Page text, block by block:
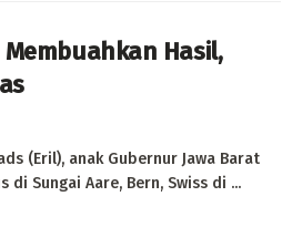
Hasil,
(Eril), anak Gubernur Jawa Barat
Sungai Aare, Bern, Swiss di ...